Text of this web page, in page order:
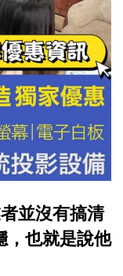
並沒有搞清
，也就是說他